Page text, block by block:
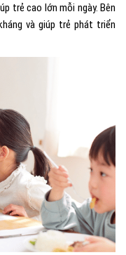
trẻ cao lớn mỗi ngày. Bên
và giúp trẻ phát triển